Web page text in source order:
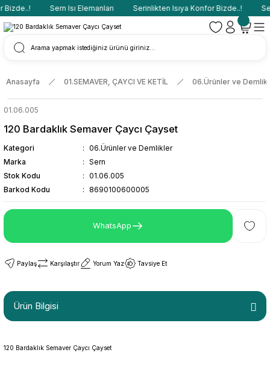
Sern Isı Elemanları Serinlikten Isıya Konfor Bizde..!
Anasayfa 01.SEMAVER, ÇAYCI VE KETİL 06.Ürünler ve
01.06.005
120 Bardaklık Semaver Çaycı Çayset
Kategori
06.Ürünler ve Demlikler
Marka
Sern
Stok Kodu
01.06.005
Barkod Kodu
8690100600005
WhatsApp
Paylaş Karşılaştır Yorum Yaz Tavsiye Et
Ürün Bilgisi
120 Bardaklık Semaver Çaycı Çayset